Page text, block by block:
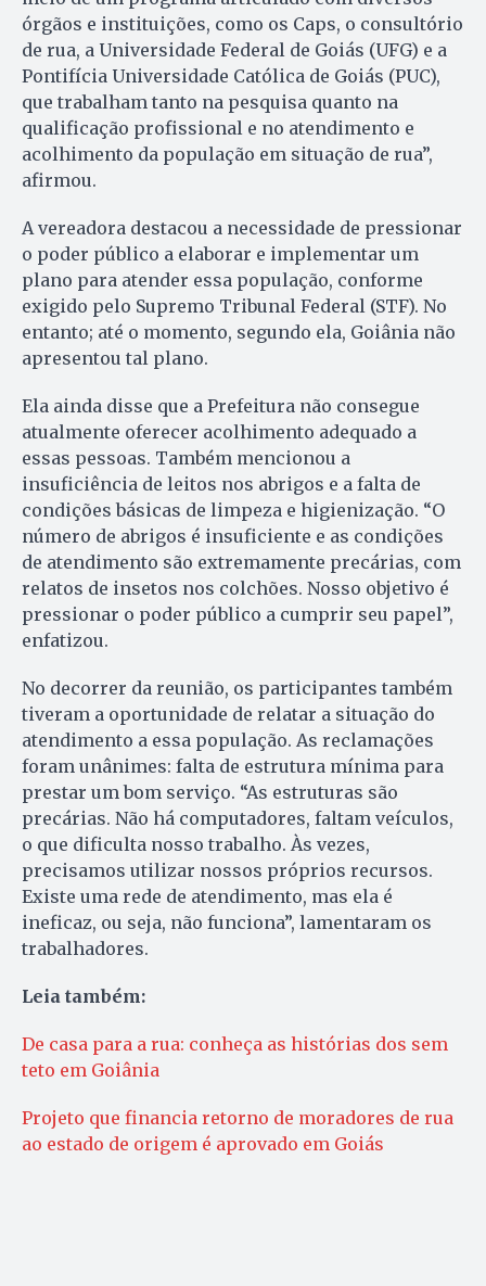
órgãos e instituições, como os Caps, o consultório
de rua, a Universidade Federal de Goiás (UFG) e a
Pontifícia Universidade Católica de Goiás (PUC),
que trabalham tanto na pesquisa quanto na
qualificação profissional e no atendimento e
acolhimento da população em situação de rua”,
afirmou.
A vereadora destacou a necessidade de pressionar
o poder público a elaborar e implementar um
plano para atender essa população, conforme
exigido pelo Supremo Tribunal Federal (STF). No
entanto; até o momento, segundo ela, Goiânia não
apresentou tal plano.
Ela ainda disse que a Prefeitura não consegue
atualmente oferecer acolhimento adequado a
essas pessoas. Também mencionou a
insuficiência de leitos nos abrigos e a falta de
condições básicas de limpeza e higienização. “O
número de abrigos é insuficiente e as condições
de atendimento são extremamente precárias, com
relatos de insetos nos colchões. Nosso objetivo é
pressionar o poder público a cumprir seu papel”,
enfatizou.
No decorrer da reunião, os participantes também
tiveram a oportunidade de relatar a situação do
atendimento a essa população. As reclamações
foram unânimes: falta de estrutura mínima para
prestar um bom serviço. “As estruturas são
precárias. Não há computadores, faltam veículos,
o que dificulta nosso trabalho. Às vezes,
precisamos utilizar nossos próprios recursos.
Existe uma rede de atendimento, mas ela é
ineficaz, ou seja, não funciona”, lamentaram os
trabalhadores.
Leia também:
De casa para a rua: conheça as histórias dos sem
teto em Goiânia
Projeto que financia retorno de moradores de rua
ao estado de origem é aprovado em Goiás